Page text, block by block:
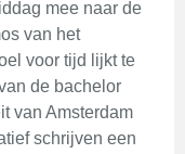
mee naar de
van het
voor tijd lijkt te
de bachelor
van Amsterdam
schrijven een